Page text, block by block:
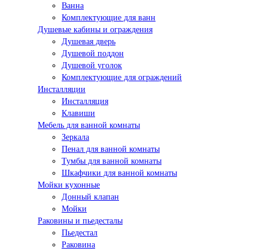
Ванна
Комплектующие для ванн
Душевые кабины и ограждения
Душевая дверь
Душевой поддон
Душевой уголок
Комплектующие для ограждений
Инсталляции
Инсталляция
Клавиши
Мебель для ванной комнаты
Зеркала
Пенал для ванной комнаты
Тумбы для ванной комнаты
Шкафчики для ванной комнаты
Мойки кухонные
Донный клапан
Мойки
Раковины и пьедесталы
Пьедестал
Раковина